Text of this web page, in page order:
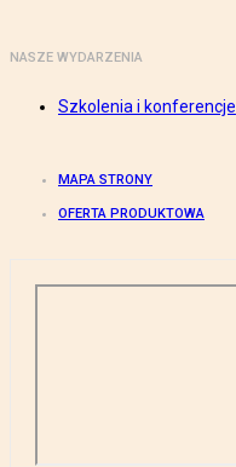
NASZE WYDARZENIA
Szkolenia i konferencje
MAPA STRONY
OFERTA PRODUKTOWA